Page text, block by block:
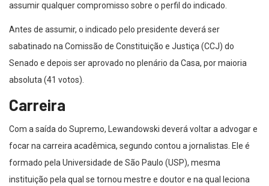
assumir qualquer compromisso sobre o perfil do indicado.
Antes de assumir, o indicado pelo presidente deverá ser
sabatinado na Comissão de Constituição e Justiça (CCJ) do
Senado e depois ser aprovado no plenário da Casa, por maioria
absoluta (41 votos).
Carreira
Com a saída do Supremo, Lewandowski deverá voltar a advogar e
focar na carreira acadêmica, segundo contou a jornalistas. Ele é
formado pela Universidade de São Paulo (USP), mesma
instituição pela qual se tornou mestre e doutor e na qual leciona